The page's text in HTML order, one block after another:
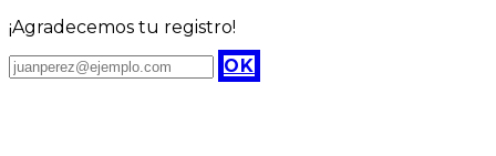
¡Agradecemos tu registro!
OK